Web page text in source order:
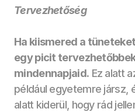
Tervezhetőség
Ha kiismered a
egy picit
mindennapjaid. Ez alatt
például egyetemre jársz,
alatt kiderül, hogy rád